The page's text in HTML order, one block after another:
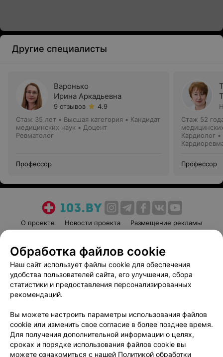
Другие специалисты
Варонько
Ирина Аркадьевна
9 отзывов
4.9
Стаж 35 лет • Высшая категория • Кандидат
медицинских наук • Доцент
Ревматолог
Профессор
Стаж 52
Кардиолог
Профессор
О проекте Новости проекта
Размещение рекламы
Пользовательское соглашение
Способы оплаты
Вакансии
Партнеры
Написать руководителю 103.by
Обработка персональных данных
Обработка файлов cookie
Наш сайт использует файлы cookie для обеспечения
удобства пользователей сайта, его улучшения, сбора
статистики и предоставления персонализированных
рекомендаций.
Вы можете настроить параметры использования файлов
cookie или изменить свое согласие в более позднее время.
Для получения дополнительной информации о целях,
сроках и порядке использования файлов cookie вы
можете ознакомиться с нашей Политикой обработки